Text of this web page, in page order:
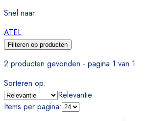
Snel naar:
ATEL
Filteren op producten
2 producten gevonden - pagina 1 van 1
Sorteren op:
Relevantie
Items per pagina: